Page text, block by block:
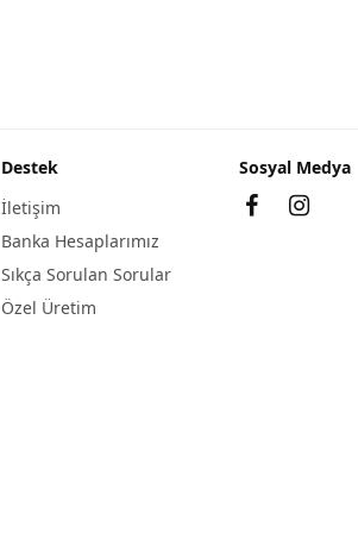
Destek
İletişim
Banka Hesaplarımız
Sıkça Sorulan Sorular
Özel Üretim
Sosyal Medya